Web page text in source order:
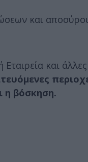
και
και
η βόσκηση.